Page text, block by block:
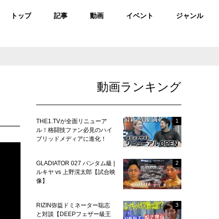
トップ 記事 動画 イベント ジャンル
動画ランキング
THE1.TVが全面リニューア
ル！格闘技ファン必見のハイ
ブリッドメディアに進化！
1
GLADIATOR 027 バンタム級 |
ルキヤ vs 上野滉太郎【試合映
像】
2
RIZIN弥益ドミネーター聡志
と対談【DEEPフェザー級王
3